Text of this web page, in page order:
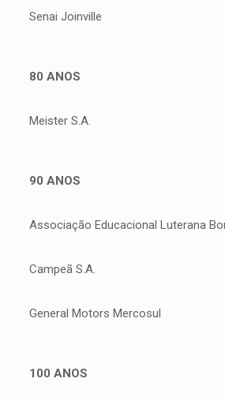
Senai Joinville
80 ANOS
Meister S.A.
90 ANOS
Associação Educacional Luterana
Campeã S.A.
General Motors Mercosul
100 ANOS